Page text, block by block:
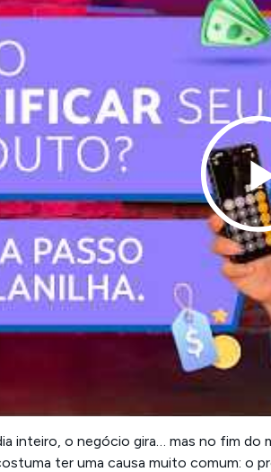
inteiro, o negócio gira… mas no fim do
ter uma causa muito comum: o